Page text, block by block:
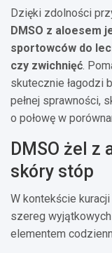
Dzięki zdolności
DMSO z aloesem
sportowców do
czy zwichnięć.
skutecznie łagodzi
pełnej sprawności,
o połowę w
DMSO żel
skóry stóp
W kontekście
szereg
elementem